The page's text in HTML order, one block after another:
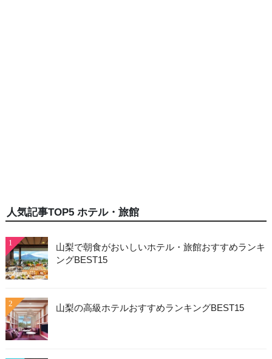
人気記事TOP5 ホテル・旅館
1
山梨で朝食がおいしいホテル・旅館おすすめランキ
ングBEST15
2 山梨の高級ホテルおすすめランキングBEST15